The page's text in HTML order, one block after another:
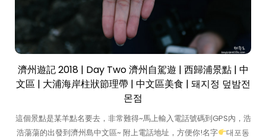
濟州遊記 2018 | Day Two 濟州自駕遊 | 西歸浦景點 | 中
文區 | 大浦海岸柱狀節理帶 | 中文區美食 | 돼지정 덮밤전
몬점
這個景點是某羊點名要去，非常難得~馬上輸入電話號碼到GPS內，浩
浩蕩蕩的出發到濟州島中文區~ 附上電話地址，方便你!名字
대포동